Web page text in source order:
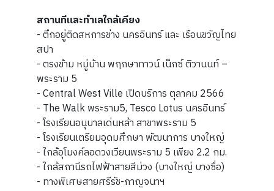
สถานทีและทำเลใกล้เคียง
- ตึกอยู่ติดสหการช่าง นครอินทร์ และ เรือนขวัญไทย
สปา
- ตรงข้าม หมู่บ้านพฤกษาทาวน์ เน็กซ์ ติวานนท์ –
พระราม 5
- Central West Ville เปิดบริการ ตุลาคม 2566
- The Walk พระราม5, Tesco Lotus นครอินทร์
- โรงเรียนอนุบาลเด่นหล้า สาขาพระราม 5
- โรงเรียนเตรียมอุดมศึกษา พัฒนาการ บางใหญ่
- ใกล้อุโมงค์ลอดวงเวียนพระราม 5 เพียง 2.2 กม.
- ใกล้สถานีรถไฟฟ้าสายสีม่วง (บางใหญ่ บางซื่อ)
- ทางพิเศษสายศรีรัช-กาญจนาฯ